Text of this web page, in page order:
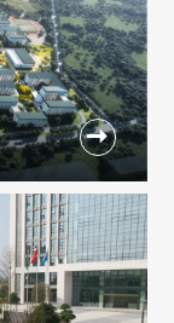
